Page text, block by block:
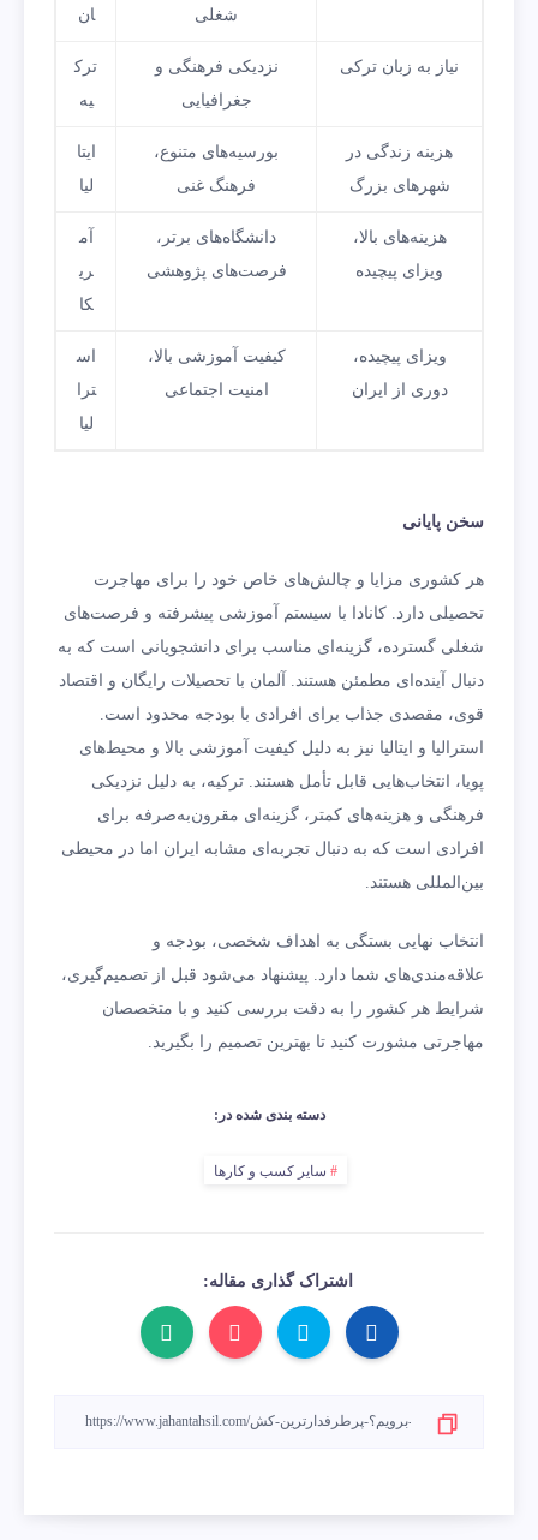
شغلی
ان
نیاز به زبان ترکی
نزدیکی فرهنگی و
جغرافیایی
ترک
یه
هزینه زندگی در
شهرهای بزرگ
بورسیه‌های متنوع،
فرهنگ غنی
ایتا
لیا
هزینه‌های بالا،
ویزای پیچیده
دانشگاه‌های برتر،
فرصت‌های پژوهشی
آم
ری
کا
ویزای پیچیده،
دوری از ایران
کیفیت آموزشی بالا،
امنیت اجتماعی
اس
ترا
لیا
سخن پایانی
هر کشوری مزایا و چالش‌های خاص خود را برای مهاجرت
تحصیلی دارد. کانادا با سیستم آموزشی پیشرفته و فرصت‌های
شغلی گسترده، گزینه‌ای مناسب برای دانشجویانی است که به
دنبال آینده‌ای مطمئن هستند. آلمان با تحصیلات رایگان و اقتصاد
قوی، مقصدی جذاب برای افرادی با بودجه محدود است.
استرالیا و ایتالیا نیز به دلیل کیفیت آموزشی بالا و محیط‌های
پویا، انتخاب‌هایی قابل تأمل هستند. ترکیه، به دلیل نزدیکی
فرهنگی و هزینه‌های کمتر، گزینه‌ای مقرون‌به‌صرفه برای
افرادی است که به دنبال تجربه‌ای مشابه ایران اما در محیطی
بین‌المللی هستند.
انتخاب نهایی بستگی به اهداف شخصی، بودجه و
علاقه‌مندی‌های شما دارد. پیشنهاد می‌شود قبل از تصمیم‌گیری،
شرایط هر کشور را به دقت بررسی کنید و با متخصصان
مهاجرتی مشورت کنید تا بهترین تصمیم را بگیرید.
دسته بندی شده در:
سایر کسب و کارها
اشتراک گذاری مقاله: